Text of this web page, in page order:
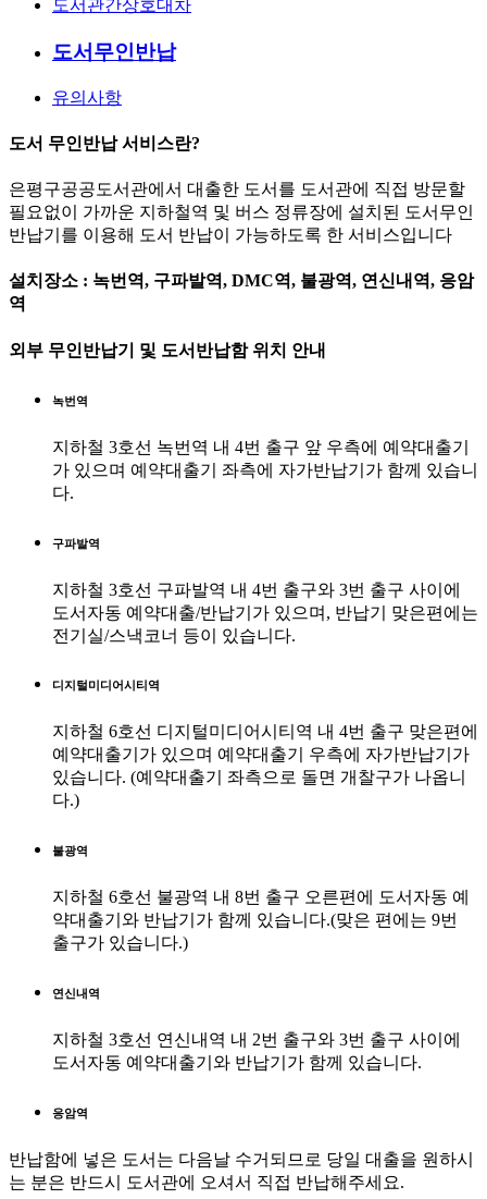
도서관간상호대차
도서무인반납
유의사항
도서 무인반납 서비스란?
은평구공공도서관에서 대출한 도서를 도서관에 직접 방문할
필요없이 가까운 지하철역 및 버스 정류장에 설치된 도서무인
반납기를 이용해 도서 반납이 가능하도록 한 서비스입니다
설치장소 : 녹번역, 구파발역, DMC역, 불광역, 연신내역, 응암
역
외부 무인반납기 및 도서반납함 위치 안내
녹번역
지하철 3호선 녹번역 내 4번 출구 앞 우측에 예약대출기
가 있으며 예약대출기 좌측에 자가반납기가 함께 있습니
다.
구파발역
지하철 3호선 구파발역 내 4번 출구와 3번 출구 사이에
도서자동 예약대출/반납기가 있으며, 반납기 맞은편에는
전기실/스낵코너 등이 있습니다.
디지털미디어시티역
지하철 6호선 디지털미디어시티역 내 4번 출구 맞은편에
예약대출기가 있으며 예약대출기 우측에 자가반납기가
있습니다. (예약대출기 좌측으로 돌면 개찰구가 나옵니
다.)
불광역
지하철 6호선 불광역 내 8번 출구 오른편에 도서자동 예
약대출기와 반납기가 함께 있습니다.(맞은 편에는 9번
출구가 있습니다.)
연신내역
지하철 3호선 연신내역 내 2번 출구와 3번 출구 사이에
도서자동 예약대출기와 반납기가 함께 있습니다.
응암역
반납함에 넣은 도서는 다음날 수거되므로 당일 대출을 원하시
는 분은 반드시 도서관에 오셔서 직접 반납해주세요.